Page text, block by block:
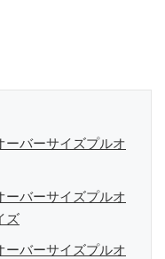
ーバーサイズプルオ
ーバーサイズプルオ
ズ
ーバーサイズプルオ